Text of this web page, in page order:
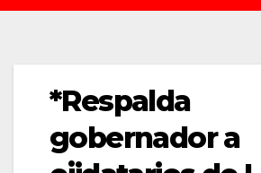
*Respalda
gobernador a